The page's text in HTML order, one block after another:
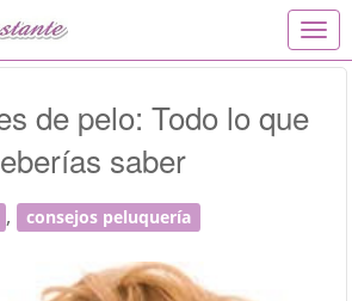
T
o
de pelo: Todo lo que
saber
, consejos peluquería